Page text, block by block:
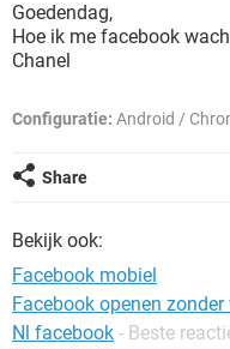
TIKTOK
GRATIS
INSTAGRAM
NETFLIX
Goedendag,
Hoe ik me facebook
Chanel
Configuratie: Android /
Share
Bekijk ook:
Facebook mobiel
Facebook openen
Nl facebook - Beste